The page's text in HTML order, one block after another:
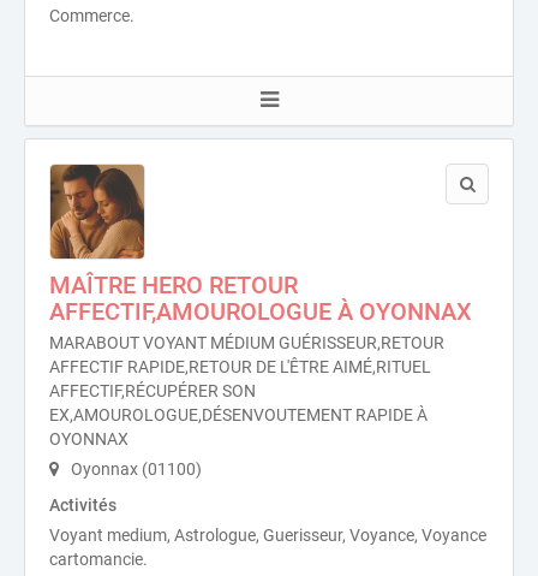
Commerce.
MAÎTRE HERO RETOUR
AFFECTIF,AMOUROLOGUE À OYONNAX
MARABOUT VOYANT MÉDIUM GUÉRISSEUR,RETOUR
AFFECTIF RAPIDE,RETOUR DE L'ÊTRE AIMÉ,RITUEL
AFFECTIF,RÉCUPÉRER SON
EX,AMOUROLOGUE,DÉSENVOUTEMENT RAPIDE À
OYONNAX
Oyonnax (01100)
Activités
Voyant medium, Astrologue, Guerisseur, Voyance, Voyance
cartomancie.